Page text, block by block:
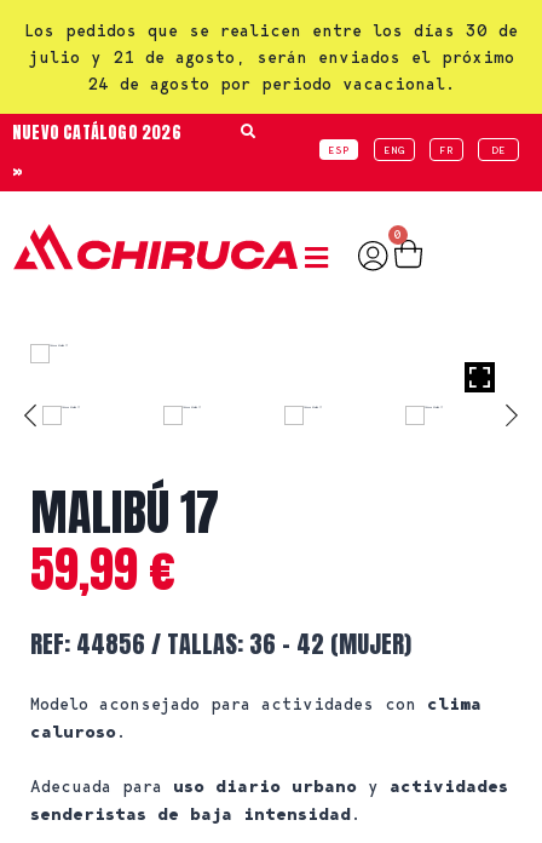
Los pedidos que se realicen entre los días 30 de
julio y 21 de agosto, serán enviados el próximo
24 de agosto por periodo vacacional.
NUEVO CATÁLOGO 2026
»
ESP ENG FR DE
0
MALIBÚ 17
59,99€
REF: 44856 / TALLAS: 36 – 42 (MUJER)
Modelo aconsejado para actividades con clima
caluroso.
Adecuada para uso diario urbano y actividades
senderistas de baja intensidad.